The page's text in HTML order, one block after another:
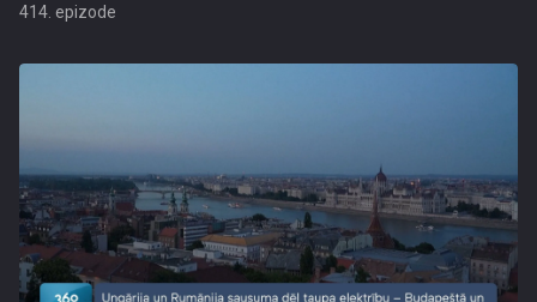
414. epizode